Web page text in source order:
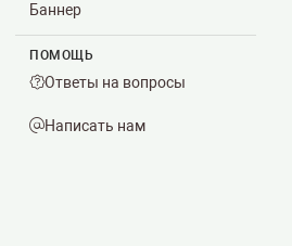
Баннер
ПОМОЩЬ
Ответы на вопросы
Написать нам